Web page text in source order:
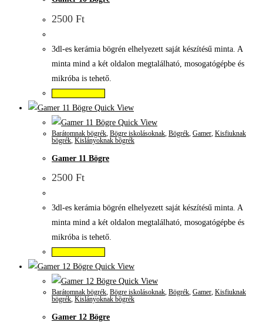
2500 Ft
3dl-es kerámia bögrén elhelyezett saját készítésű minta. A
minta mind a két oldalon megtalálható, mosogatógépbe és
mikróba is tehető.
Quick View
Quick View
Barátomnak bögrék, Bögre iskolásoknak, Bögrék, Gamer, Kisfiuknak
bögrék, Kislányoknak bögrék
Gamer 11 Bögre
2500 Ft
3dl-es kerámia bögrén elhelyezett saját készítésű minta. A
minta mind a két oldalon megtalálható, mosogatógépbe és
mikróba is tehető.
Quick View
Quick View
Barátomnak bögrék, Bögre iskolásoknak, Bögrék, Gamer, Kisfiuknak
bögrék, Kislányoknak bögrék
Gamer 12 Bögre